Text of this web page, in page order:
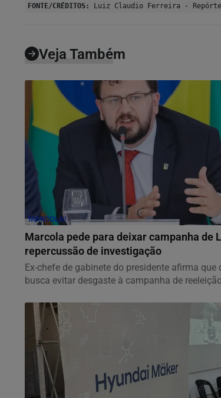
FONTE/CRÉDITOS: Luiz Claudio Ferreira -
Veja Também
MARCOLA!
Marcola pede para deixar campanha de
repercussão de investigação
Ex-chefe de gabinete do presidente afirma que
busca evitar desgaste à campanha de